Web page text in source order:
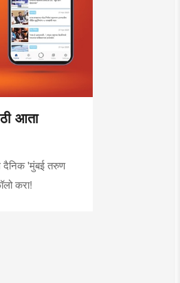
आता
दैनिक 'मुंबई तरुण
करा!